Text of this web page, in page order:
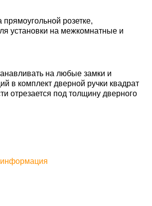
прямоугольной розетке,
установки на межкомнатные и
на любые замки и
в комплект дверной ручки квадрат
отрезается под толщину дверного